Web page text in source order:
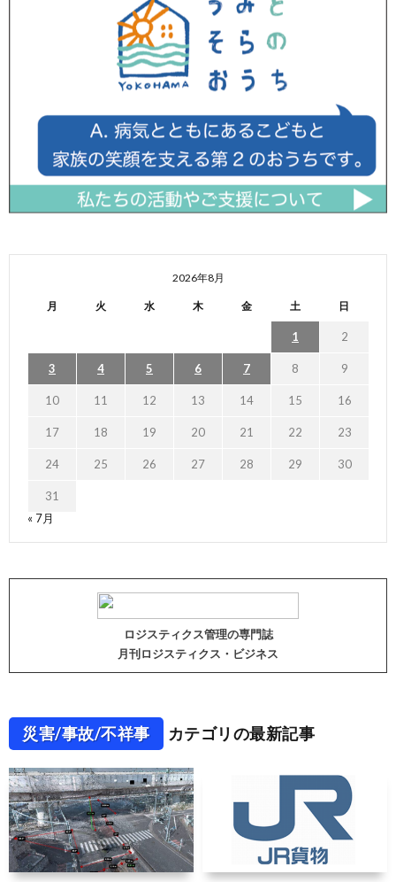
2026年8月
月 火 水 木 金 土 日
1 2
3 4 5 6 7 8 9
10 11 12 13 14 15 16
17 18 19 20 21 22 23
24 25 26 27 28 29 30
31
« 7月
ロジスティクス管理の専門誌
月刊ロジスティクス・ビジネス
災害/事故/不祥事 カテゴリの最新記事